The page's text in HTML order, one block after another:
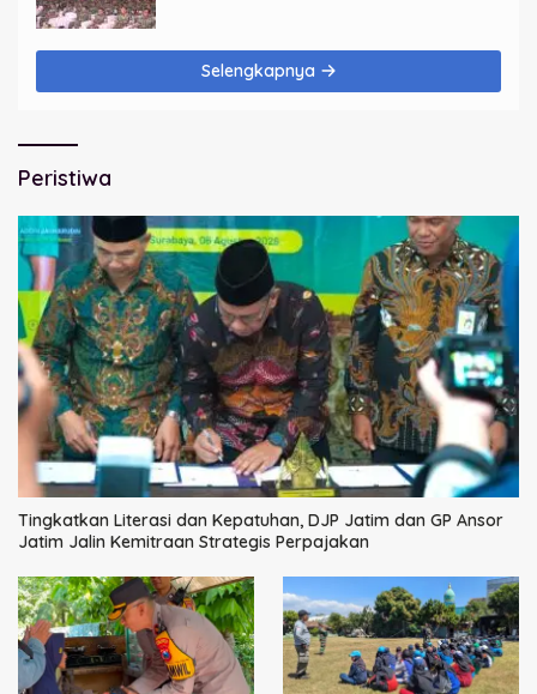
Selengkapnya
Peristiwa
Tingkatkan Literasi dan Kepatuhan, DJP Jatim dan GP Ansor
Jatim Jalin Kemitraan Strategis Perpajakan